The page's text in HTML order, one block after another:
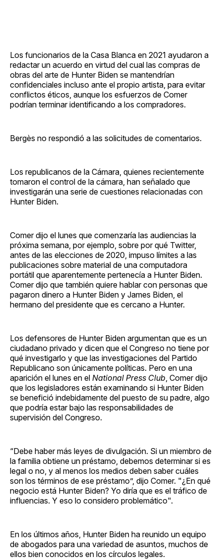
Los funcionarios de la Casa Blanca en 2021 ayudaron a
redactar un acuerdo en virtud del cual las compras de
obras del arte de Hunter Biden se mantendrían
confidenciales incluso ante el propio artista, para evitar
conflictos éticos, aunque los esfuerzos de Comer
podrían terminar identificando a los compradores.
Bergès no respondió a las solicitudes de comentarios.
Los republicanos de la Cámara, quienes recientemente
tomaron el control de la cámara, han señalado que
investigarán una serie de cuestiones relacionadas con
Hunter Biden.
Comer dijo el lunes que comenzaría las audiencias la
próxima semana, por ejemplo, sobre por qué Twitter,
antes de las elecciones de 2020, impuso límites a las
publicaciones sobre material de una computadora
portátil que aparentemente pertenecía a Hunter Biden.
Comer dijo que también quiere hablar con personas que
pagaron dinero a Hunter Biden y James Biden, el
hermano del presidente que es cercano a Hunter.
Los defensores de Hunter Biden argumentan que es un
ciudadano privado y dicen que el Congreso no tiene por
qué investigarlo y que las investigaciones del Partido
Republicano son únicamente políticas. Pero en una
aparición el lunes en el National Press Club , Comer dijo
que los legisladores están examinando si Hunter Biden
se benefició indebidamente del puesto de su padre, algo
que podría estar bajo las responsabilidades de
supervisión del Congreso.
“Debe haber más leyes de divulgación. Si un miembro de
la familia obtiene un préstamo, debemos determinar si es
legal o no, y al menos los medios deben saber cuáles
son los términos de ese préstamo”, dijo Comer. "¿En qué
negocio está Hunter Biden? Yo diría que es el tráfico de
influencias. Y eso lo considero problemático".
En los últimos años, Hunter Biden ha reunido un equipo
de abogados para una variedad de asuntos, muchos de
ellos bien conocidos en los círculos legales.